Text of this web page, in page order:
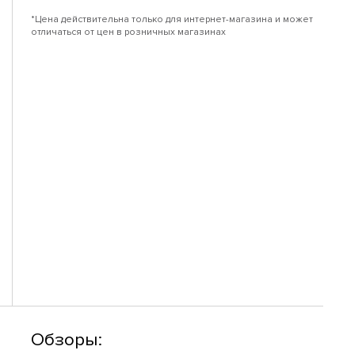
*Цена действительна только для интернет-магазина и может
отличаться от цен в розничных магазинах
Обзоры: